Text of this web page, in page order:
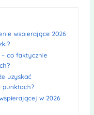
wspierające 2026
– co faktycznie
uzyskać
punktach?
w 2026